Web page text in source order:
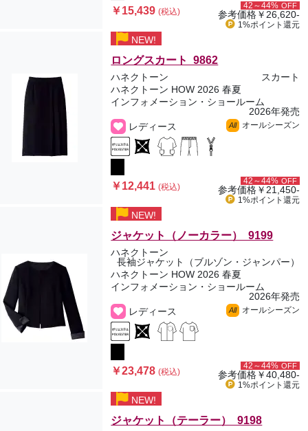
￥15,439(税込)
42～44% OFF
参考価格￥26,620-
1%ポイント 還元
NEW!
ロングスカート 9862
ハネクトーン
スカート
ハネクトーン HOW 2026 春夏
インフォメーション・ショールーム
2026年発売
レディース
All オールシーズン
￥12,441(税込)
42～44% OFF
参考価格￥21,450-
1%ポイント 還元
NEW!
ジャケット（ノーカラー） 9199
ハネクトーン
長袖ジャケット（ブルゾン・ジャンパー）
ハネクトーン HOW 2026 春夏
インフォメーション・ショールーム
2026年発売
レディース
All オールシーズン
￥23,478(税込)
42～44% OFF
参考価格￥40,480-
1%ポイント 還元
NEW!
ジャケット（テーラー） 9198